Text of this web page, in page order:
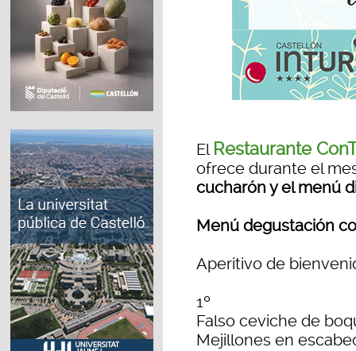
El Restaurante
ofrece durante el
cucharón y el menú
Menú degustación
Aperitivo de
1º
Falso ceviche de
Mejillones en